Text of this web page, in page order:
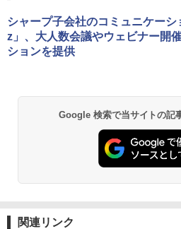
シャープ子会社のコミュニケー
z」、大人数会議やウェビナー開
ションを提供
Google 検索で当サイトの記
関連リンク